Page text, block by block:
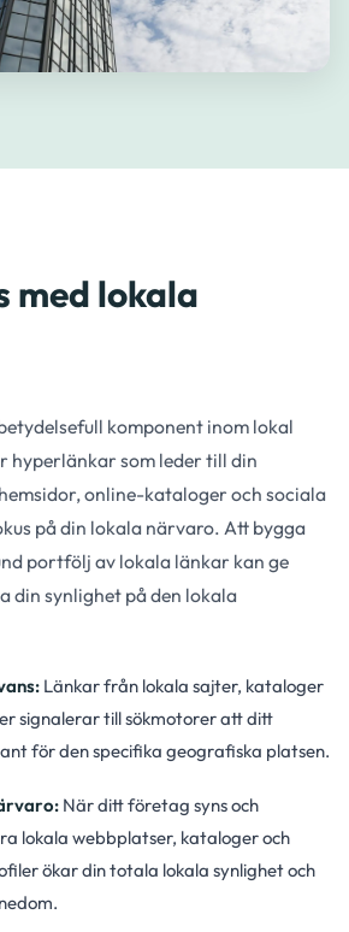
med lokala
komponent inom lokal
hyperlänkar som leder till din
online-kataloger och sociala
på din lokala närvaro. Att bygga
portfölj av lokala länkar kan ge
din synlighet på den lokala
Länkar från lokala sajter, kataloger
signalerar till sökmotorer att ditt
för den specifika geografiska platsen.
När ditt företag syns och
lokala webbplatser, kataloger och
ökar din totala lokala synlighet och